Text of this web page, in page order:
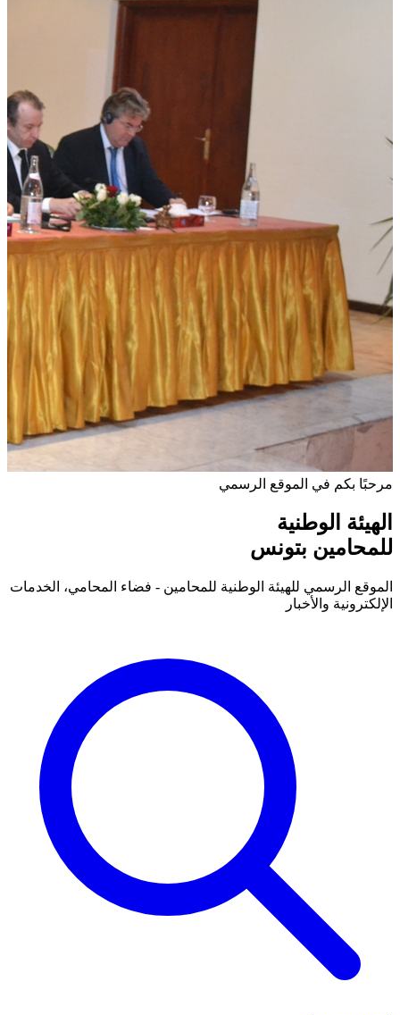
مرحبًا بكم في الموقع الرسمي
الهيئة الوطنية
للمحامين بتونس
الموقع الرسمي للهيئة الوطنية للمحامين - فضاء المحامي، الخدمات
الإلكترونية والأخبار